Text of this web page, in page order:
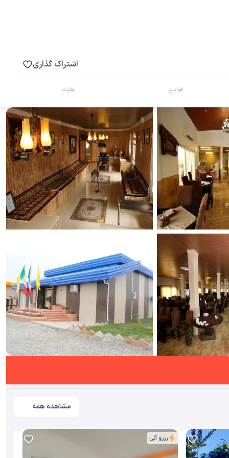
قوانین نظرات
اشتراک گذاری
مشاهده همه
رزرو آنی